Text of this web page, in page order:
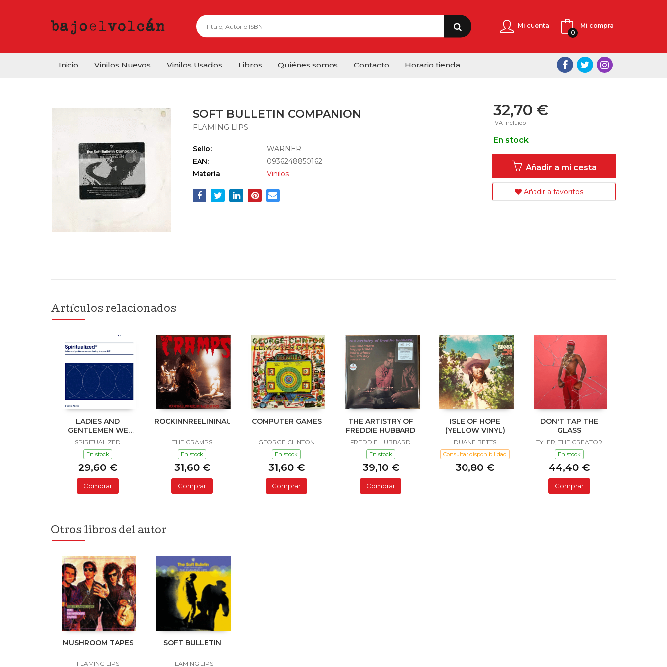
Mi cuenta
Mi compra
0
Inicio Vinilos Nuevos Vinilos Usados Libros Quiénes somos Contacto Horario tienda
SOFT BULLETIN COMPANION
FLAMING LIPS
Sello:
WARNER
EAN:
0936248850162
Materia
Vinilos
32,70 €
IVA incluido
En stock
Añadir a mi cesta
Añadir a favoritos
Artículos relacionados
LADIES AND
GENTLEMEN WE
ARE FLOATING IN
SPACE
SPIRITUALIZED
En stock
29,60 €
Comprar
ROCKINNREELININAUKLANDNEWZEALANDXXX
THE CRAMPS
En stock
31,60 €
Comprar
COMPUTER GAMES
GEORGE CLINTON
En stock
31,60 €
Comprar
THE ARTISTRY OF
FREDDIE HUBBARD
FREDDIE HUBBARD
En stock
39,10 €
Comprar
ISLE OF HOPE
(YELLOW VINYL)
DUANE BETTS
Consultar disponibilidad
30,80 €
DON'T TAP THE
GLASS
TYLER, THE CREATOR
En stock
44,40 €
Comprar
Otros libros del autor
MUSHROOM TAPES
FLAMING LIPS
SOFT BULLETIN
FLAMING LIPS